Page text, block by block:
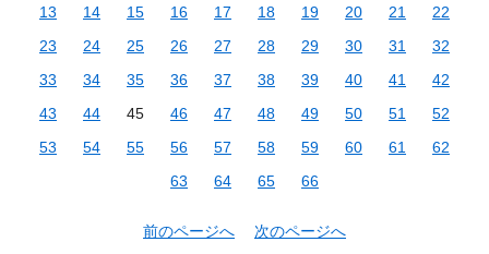
13
14 15 16 17 18 19 20 21
22
23
24 25 26 27 28 29 30 31
32
33
34 35 36 37 38 39 40 41
42
43
44 45 46 47 48 49 50 51
52
53
54 55 56 57 58 59 60 61
62
63
64 65 66
前のページへ 次のページへ